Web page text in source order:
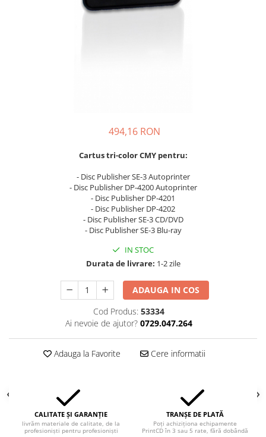
494,16 RON
Cartus tri-color CMY pentru:
- Disc Publisher SE-3 Autoprinter
- Disc Publisher DP-4200 Autoprinter
- Disc Publisher DP-4201
- Disc Publisher DP-4202
- Disc Publisher SE-3 CD/DVD
- Disc Publisher SE-3 Blu-ray
IN STOC
Durata de livrare: 1-2 zile
ADAUGA IN COS
Cod Produs: 53334
Ai nevoie de ajutor? 0729.047.264
Adauga la Favorite Cere informatii
CALITATE ȘI GARANȚIE
livrăm materiale de calitate, de la
profesioniști pentru profesioniști
TRANȘE DE PLATĂ
Poți achiziționa echipamente
PrintCD în 3 sau 5 rate, fără dobândă